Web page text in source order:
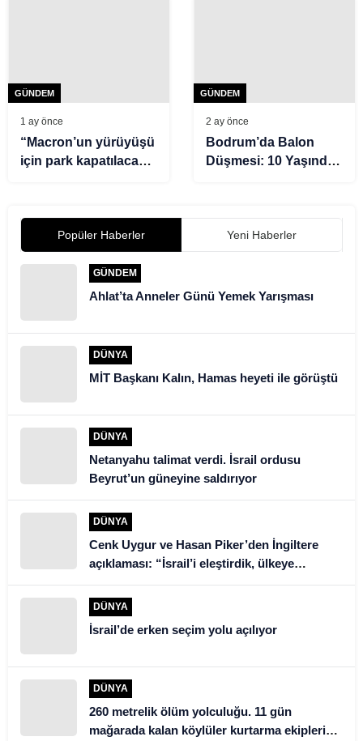
GÜNDEM
1 ay önce
“Macron’un yürüyüşü
için park kapatılacak”
GÜNDEM
2 ay önce
Bodrum’da Balon
Düşmesi: 10 Yaşında
Popüler Haberler Yeni Haberler
GÜNDEM
Ahlat’ta Anneler Günü Yemek Yarışması
DÜNYA
MİT Başkanı Kalın, Hamas heyeti ile görüştü
DÜNYA
Netanyahu talimat verdi. İsrail ordusu
Beyrut’un güneyine saldırıyor
DÜNYA
Cenk Uygur ve Hasan Piker’den İngiltere
açıklaması: “İsrail’i eleştirdik, ülkeye
alınmadık”
DÜNYA
İsrail’de erken seçim yolu açılıyor
DÜNYA
260 metrelik ölüm yolculuğu. 11 gün
mağarada kalan köylüler kurtarma ekiplerini